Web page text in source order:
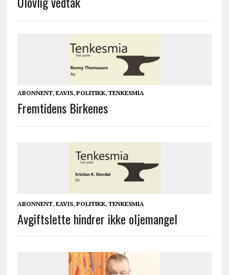
ABONNENT, EAVIS, POLITIKK, TENKESMIA
Fremtidens Birkenes
ABONNENT, EAVIS, POLITIKK, TENKESMIA
Avgiftslette hindrer ikke oljemangel